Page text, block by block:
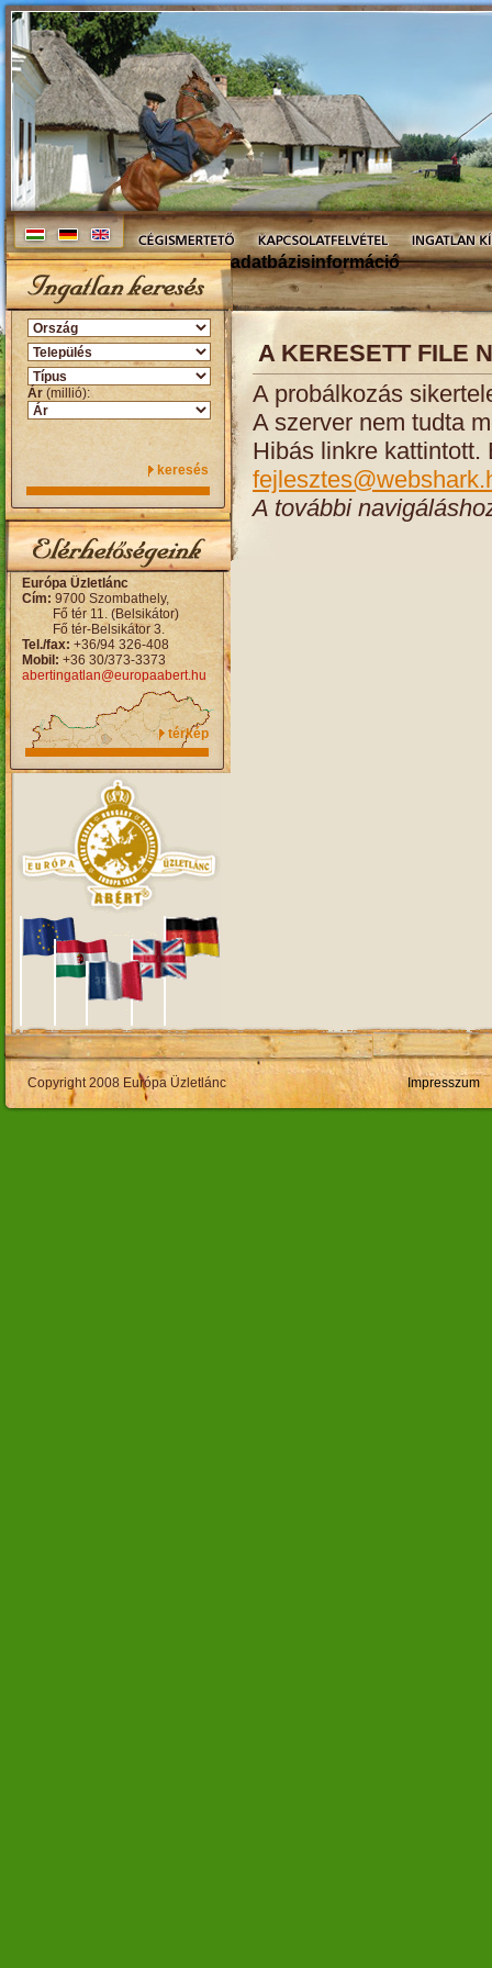
Ár (millió):
keresés
Európa Üzletlánc
Cím: 9700 Szombathely,
Fő tér 11. (Belsikátor)
Fő tér-Belsikátor 3.
Tel./fax: +36/94 326-408
Mobil: +36 30/373-3373
abertingatlan@europaabert.hu
térkép
adatbázisinformáció
A KERESETT FILE
A probálkozás
A szerver nem tudta
Hibás linkre kattintott.
A további
Copyright 2008 Európa Üzletlánc Impresszum